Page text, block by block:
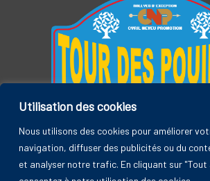
Utilisation des cookies
Nous utilisons des cookies pour améliorer
navigation, diffuser des publicités ou du
et analyser notre trafic. En cliquant sur
Tour des Pouilles